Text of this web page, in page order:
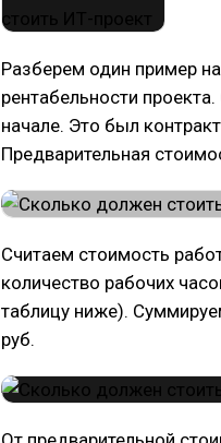
Разберем один пример
рентабельности
начале. Это был
Предварительная
Считаем стоимость
количество рабочих
таблицу ниже).
руб.